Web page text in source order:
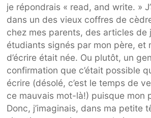
je répondrais « read, and write. »
dans un des vieux coffres de
chez mes parents, des articles de
étudiants signés par mon père, et
d’écrire était née. Ou plutôt, un
confirmation que c’était possible
écrire (désolé, c’est le temps de
ce mauvais mot-là!) puisque mon
Donc, j’imaginais, dans ma petite